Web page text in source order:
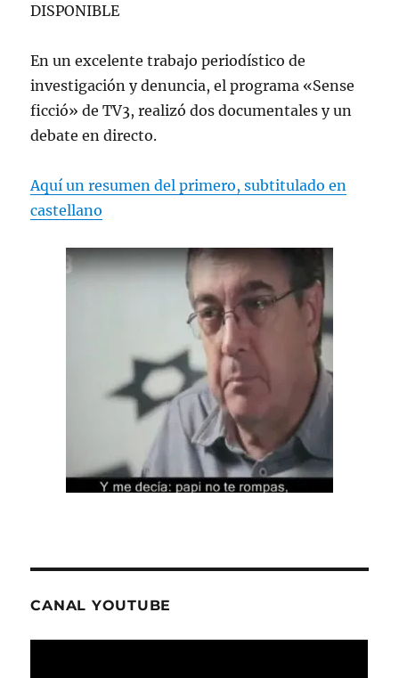
DISPONIBLE
En un excelente trabajo periodístico de
investigación y denuncia, el programa «Sense
ficció» de TV3, realizó dos documentales y un
debate en directo.
Aquí un resumen del primero, subtitulado en
castellano
CANAL YOUTUBE